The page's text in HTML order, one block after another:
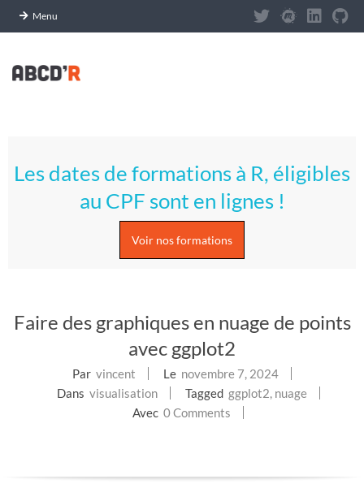
Menu
content
S
E
Menu
Les dates de formations à R, éligibles
au CPF sont en lignes !
Voir nos formations
Faire des graphiques en nuage de points
avec ggplot2
Par vincent Le novembre 7, 2024
Dans visualisation Tagged ggplot2 nuage
Avec 0 Comments
Panneau de gestion des cookies